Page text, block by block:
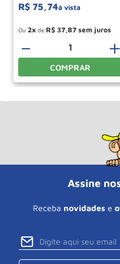
R$ 75,74à vista
Ou 2 de R$ 37 87
＋
－
COMPRAR
Assine
Receba novidades e